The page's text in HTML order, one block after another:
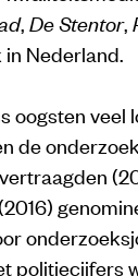
, De Stentor,
Nederland.
oogsten veel
de
politiecijfers